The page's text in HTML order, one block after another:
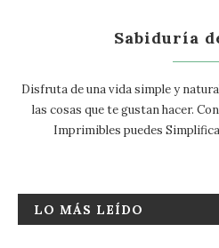
Sabiduría
Disfruta de una vida simple y
las cosas que te gustan hacer.
Imprimibles puedes
LO MÁS LEÍDO